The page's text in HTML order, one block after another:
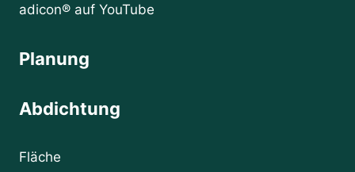
adicon® auf YouTube
Planung
Abdichtung
Fläche